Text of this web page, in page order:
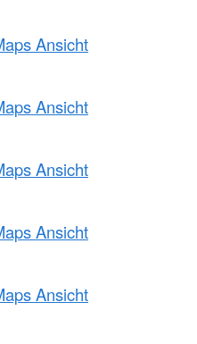
Ansicht
Ansicht
Ansicht
Ansicht
Ansicht